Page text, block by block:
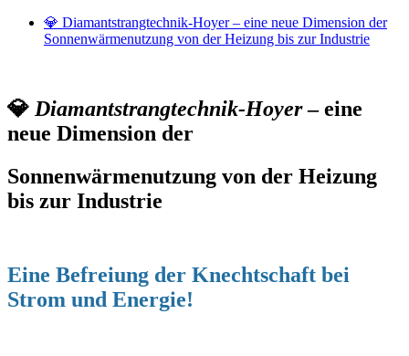
💎 Diamantstrangtechnik-Hoyer – eine neue Dimension der
Sonnenwärmenutzung von der Heizung bis zur Industrie
💎 Diamantstrangtechnik-Hoyer– eine
neue Dimension der
Sonnenwärmenutzung von der Heizung
bis zur Industrie
Eine Befreiung der Knechtschaft bei
Strom und Energie!